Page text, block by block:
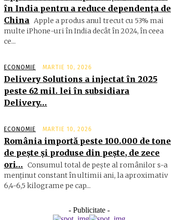
în India pentru a reduce dependența de
China Apple a produs anul trecut cu 53% mai
multe iPhone-uri în India decât în 2024, în ceea
ce...
ECONOMIE MARTIE 10, 2026
Delivery Solutions a injectat în 2025
peste 62 mil. lei în subsidiara
Delivery…
ECONOMIE MARTIE 10, 2026
România importă peste 100.000 de tone
de peşte şi produse din peşte, de zece
ori… Consumul total de peşte al ro­mâ­nilor s-a
menţinut constant în ul­timii ani, la aproximativ
6,4-6,5 ki­lograme pe cap...
- Publicitate -